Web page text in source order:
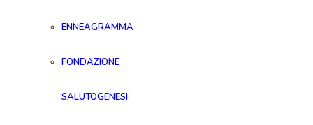
ENNEAGRAMMA
FONDAZIONE
SALUTOGENESI